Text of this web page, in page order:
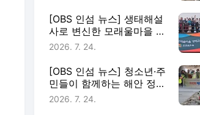
[OBS 인섬 뉴스] 생태해설
사로 변신한 모래울마을 주
민들
2026. 7. 24.
[OBS 인섬 뉴스] 청소년·주
민들이 함께하는 해안 정화
활동
2026. 7. 24.